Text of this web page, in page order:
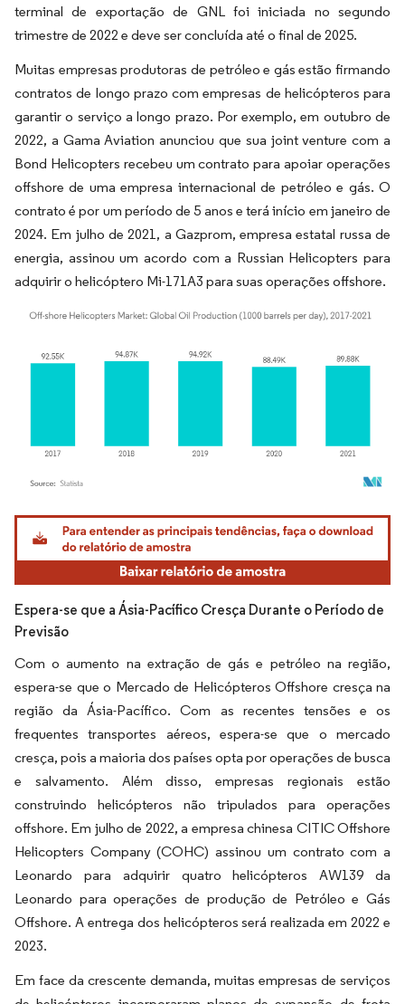
terminal de exportação de GNL foi iniciada no segundo
trimestre de 2022 e deve ser concluída até o final de 2025.
Muitas empresas produtoras de petróleo e gás estão firmando
contratos de longo prazo com empresas de helicópteros para
garantir o serviço a longo prazo. Por exemplo, em outubro de
2022, a Gama Aviation anunciou que sua joint venture com a
Bond Helicopters recebeu um contrato para apoiar operações
offshore de uma empresa internacional de petróleo e gás. O
contrato é por um período de 5 anos e terá início em janeiro de
2024. Em julho de 2021, a Gazprom, empresa estatal russa de
energia, assinou um acordo com a Russian Helicopters para
adquirir o helicóptero Mi-171A3 para suas operações offshore.
Imagem © Mordor Intelligence. O reuso requer atribuição conforme CC BY 4.0.
Espera-se que a Ásia-Pacífico Cresça Durante o Período de
Previsão
Com o aumento na extração de gás e petróleo na região,
espera-se que o Mercado de Helicópteros Offshore cresça na
região da Ásia-Pacífico. Com as recentes tensões e os
frequentes transportes aéreos, espera-se que o mercado
cresça, pois a maioria dos países opta por operações de busca
e salvamento. Além disso, empresas regionais estão
construindo helicópteros não tripulados para operações
offshore. Em julho de 2022, a empresa chinesa CITIC Offshore
Helicopters Company (COHC) assinou um contrato com a
Leonardo para adquirir quatro helicópteros AW139 da
Leonardo para operações de produção de Petróleo e Gás
Offshore. A entrega dos helicópteros será realizada em 2022 e
2023.
Em face da crescente demanda, muitas empresas de serviços